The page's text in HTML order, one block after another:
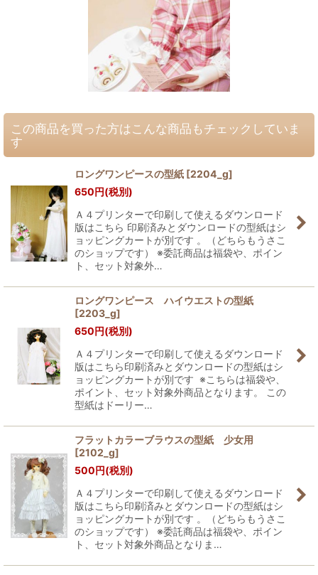
この商品を買った方はこんな商品もチェックしていま
す
ロングワンピースの型紙 [2204_g]
650円(税別)
Ａ４プリンターで印刷して使えるダウンロード
版はこちら 印刷済みとダウンロードの型紙はシ
ョッピングカートが別です 。（どちらもうさこ
のショップです） ※委託商品は福袋や、ポイン
ト、セット対象外…
ロングワンピース ハイウエストの型紙
[2203_g]
650円(税別)
Ａ４プリンターで印刷して使えるダウンロード
版はこちら印刷済みとダウンロードの型紙はシ
ョッピングカートが別です ※こちらは福袋や、
ポイント、セット対象外商品となります。 この
型紙はドーリー…
フラットカラーブラウスの型紙 少女用
[2102_g]
500円(税別)
Ａ４プリンターで印刷して使えるダウンロード
版はこちら印刷済みとダウンロードの型紙はシ
ョッピングカートが別です 。（どちらもうさこ
のショップです） ※委託商品は福袋や、ポイン
ト、セット対象外商品となりま…